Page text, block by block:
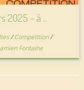
2025 – à ...
/Competition/
Fontaine